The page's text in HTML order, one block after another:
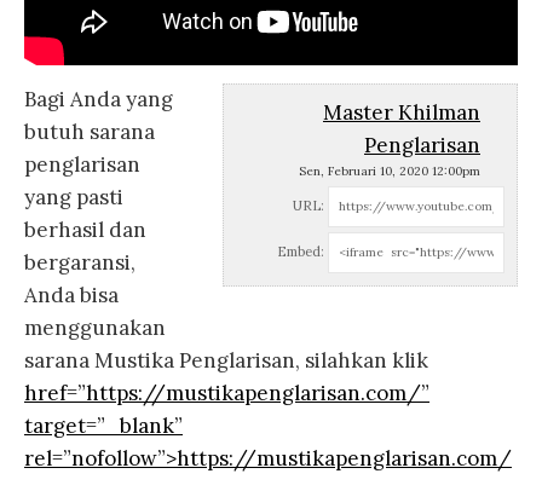
Master Khilman
Penglarisan
Sen, Februari 10, 2020 12:00pm
URL:
Embed:
Bagi Anda yang
butuh sarana
penglarisan
yang pasti
berhasil dan
bergaransi,
Anda bisa
menggunakan
sarana Mustika Penglarisan, silahkan klik
href=”https://mustikapenglarisan.com/”
target=”_blank”
rel=”nofollow”>https://mustikapenglarisan.com/